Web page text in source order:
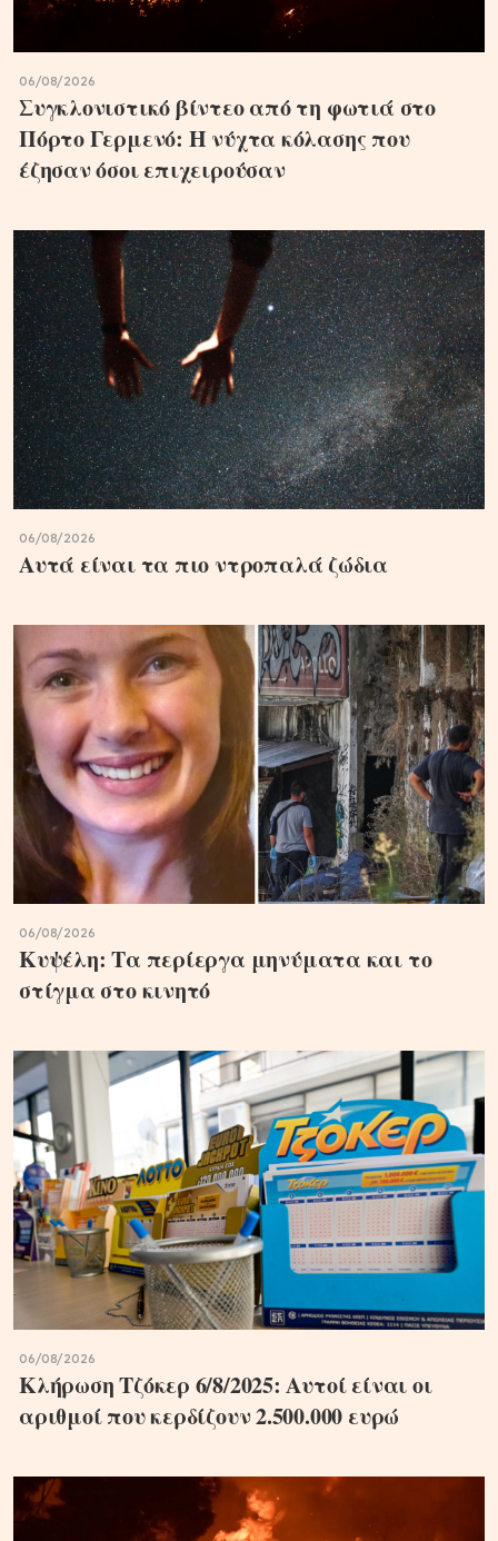
06/08/2026
Συγκλονιστικό βίντεο από τη φωτιά στο
Πόρτο Γερμενό: Η νύχτα κόλασης που
έζησαν όσοι επιχειρούσαν
06/08/2026
Αυτά είναι τα πιο ντροπαλά ζώδια
06/08/2026
Κυψέλη: Τα περίεργα μηνύματα και το
στίγμα στο κινητό
06/08/2026
Κλήρωση Τζόκερ 6/8/2025: Αυτοί είναι οι
αριθμοί που κερδίζουν 2.500.000 ευρώ